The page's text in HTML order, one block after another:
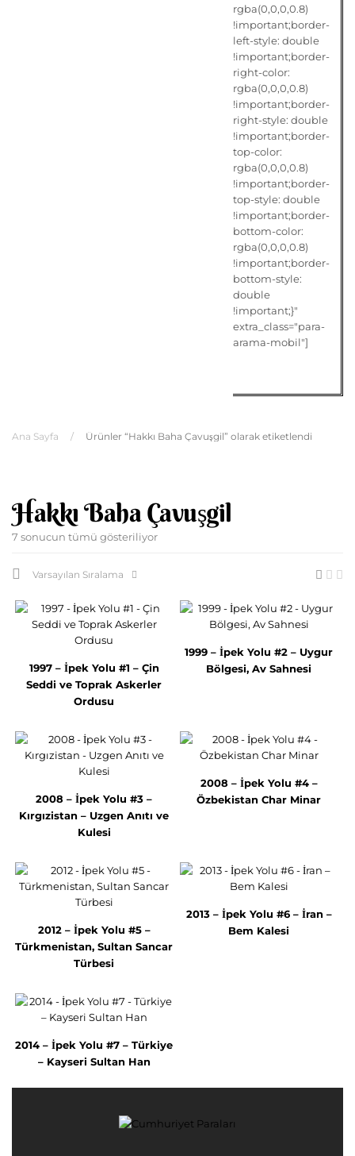
rgba(0,0,0,0.8)
!important;border-
left-style: double
!important;border-
right-color:
rgba(0,0,0,0.8)
!important;border-
right-style: double
!important;border-
top-color:
rgba(0,0,0,0.8)
!important;border-
top-style: double
!important;border-
bottom-color:
rgba(0,0,0,0.8)
!important;border-
bottom-style:
double
!important;}"
extra_class="para-
arama-mobil"]
Ana Sayfa / Ürünler “Hakkı Baha Çavuşgil” olarak etiketlendi
Hakkı Baha Çavuşgil
7 sonucun tümü gösteriliyor
Varsayılan Sıralama
1997 – İpek Yolu #1 – Çin
Seddi ve Toprak Askerler
Ordusu
1999 – İpek Yolu #2 – Uygur
Bölgesi, Av Sahnesi
2008 – İpek Yolu #3 –
Kırgızistan – Uzgen Anıtı ve
Kulesi
2008 – İpek Yolu #4 –
Özbekistan Char Minar
2012 – İpek Yolu #5 –
Türkmenistan, Sultan Sancar
Türbesi
2013 – İpek Yolu #6 – İran –
Bem Kalesi
2014 – İpek Yolu #7 – Türkiye
– Kayseri Sultan Han